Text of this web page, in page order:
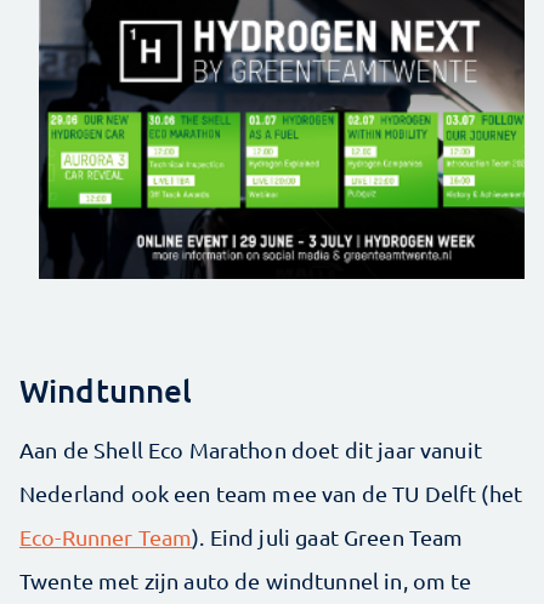
Windtunnel
Aan de Shell Eco Marathon doet dit jaar vanuit
Nederland ook een team mee van de TU Delft (het
Eco-Runner Team). Eind juli gaat Green Team
Twente met zijn auto de windtunnel in, om te